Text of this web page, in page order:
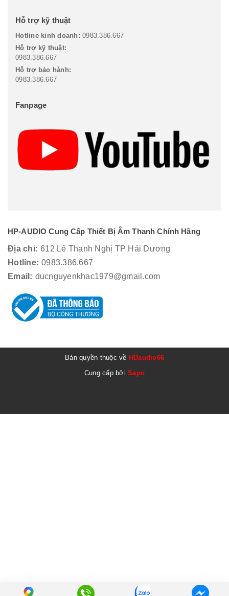
Hỗ trợ kỹ thuật
Hotline kinh doanh: 0983.386.667
Hỗ trợ kỹ thuật:
0983.386.667
Hỗ trợ bảo hành:
0983.386.667
Fanpage
HP-AUDIO Cung Cấp Thiết Bị Âm Thanh Chính Hãng
Địa chỉ: 612 Lê Thanh Nghị TP Hải Dương
Hotline: 0983.386.667
Email: ducnguyenkhac1979@gmail.com
Bản quyền thuộc về HDaudio66
Cung cấp bởiSapo